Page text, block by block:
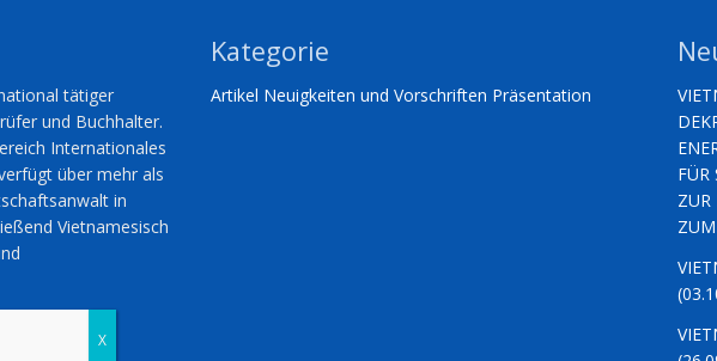
tätiger
und Buchhalter.
Internationales
über mehr als
in
Vietnamesisch
Kategorie
Artikel Neuigkeiten und Vorschriften Präsentation
FÜR
ZUR